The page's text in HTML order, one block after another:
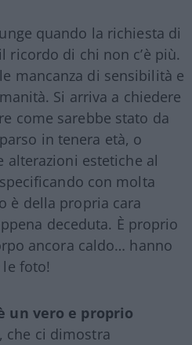
quando la richiesta di
ricordo di chi non c’è più.
mancanza di sensibilità e
Si arriva a chiedere
come sarebbe stato da
in tenera età, o
estetiche al
con molta
è della propria cara
deceduta. È proprio
ancora caldo… hanno
foto!
un vero e proprio
, che ci dimostra